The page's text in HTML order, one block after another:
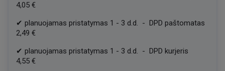
4,05 €
✔ planuojamas pristatymas 1 - 3 d.d. - DPD paštomatas
2,49 €
✔ planuojamas pristatymas 1 - 3 d.d. - DPD kurjeris
4,55 €